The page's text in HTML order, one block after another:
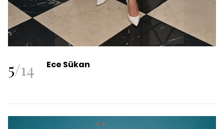
5/14 Ece Sükan